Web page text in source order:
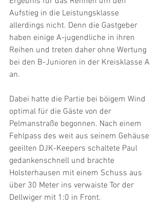
Aufstieg in die Leistungsklasse
allerdings nicht. Denn die Gastgeber
haben einige A-jugendliche in ihren
Reihen und treten daher ohne Wertung
bei den B-Junioren in der Kreisklasse A
an.
Dabei hatte die Partie bei böigem Wind
optimal für die Gäste von der
Pelmanstraße begonnen. Nach einem
Fehlpass des weit aus seinem Gehäuse
geeilten DJK-Keepers schaltete Paul
gedankenschnell und brachte
Holsterhausen mit einem Schuss aus
über 30 Meter ins verwaiste Tor der
Dellwiger mit 1:0 in Front.